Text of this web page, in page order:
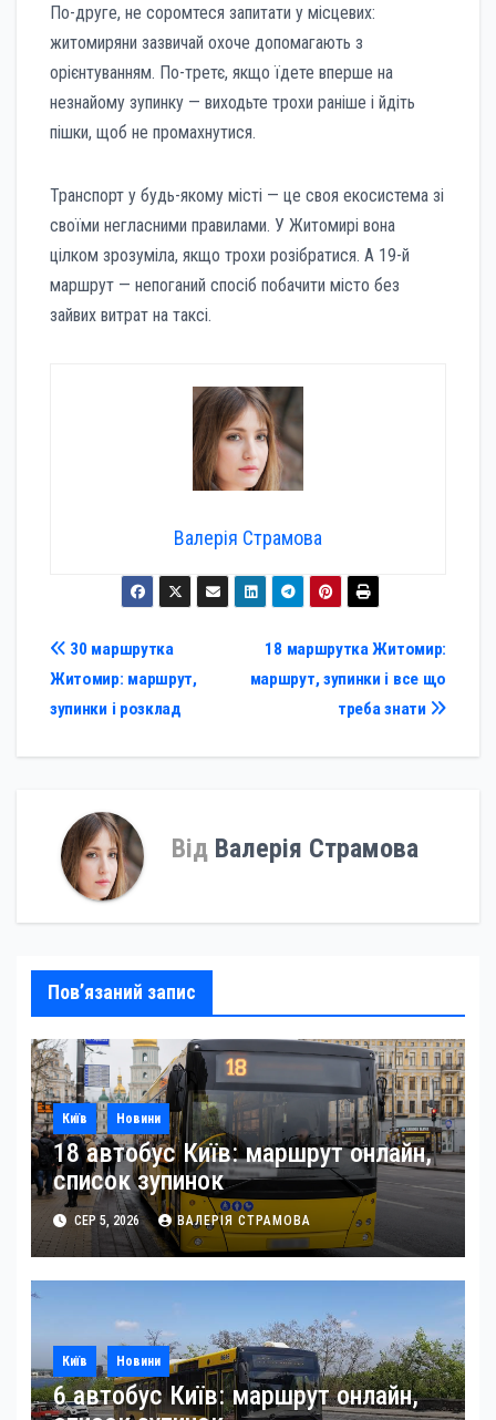
По-друге, не соромтеся запитати у місцевих:
житомиряни зазвичай охоче допомагають з
орієнтуванням. По-третє, якщо їдете вперше на
незнайому зупинку — виходьте трохи раніше і йдіть
пішки, щоб не промахнутися.
Транспорт у будь-якому місті — це своя екосистема зі
своїми негласними правилами. У Житомирі вона
цілком зрозуміла, якщо трохи розібратися. А 19-й
маршрут — непоганий спосіб побачити місто без
зайвих витрат на таксі.
Валерія Страмова
Навігація
записів
18 маршрутка Житомир:
маршрут, зупинки і все що
треба знати
30 маршрутка
Житомир: маршрут,
зупинки і розклад
Від Валерія Страмова
Пов’язаний запис
Київ Новини
18 автобус Київ: маршрут онлайн,
список зупинок
СЕР 5, 2026 ВАЛЕРІЯ СТРАМОВА
Київ Новини
6 автобус Київ: маршрут онлайн,